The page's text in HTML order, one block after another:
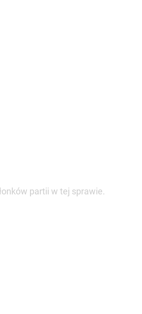
partii w tej sprawie.